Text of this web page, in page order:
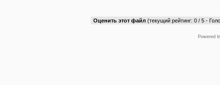
Оценить этот файл (текущий рейтинг: 0 / 5 -
Powered